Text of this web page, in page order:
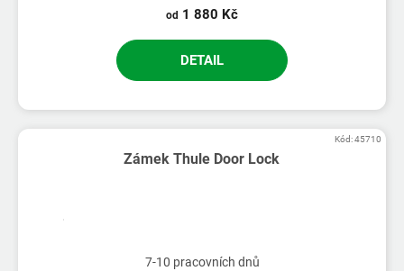
od 1 880 Kč
DETAIL
Zámek Thule Door Lock
7-10 pracovních dnů
Kód:45710